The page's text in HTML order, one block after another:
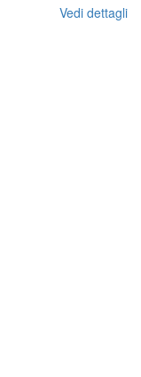
Vedi dettagli